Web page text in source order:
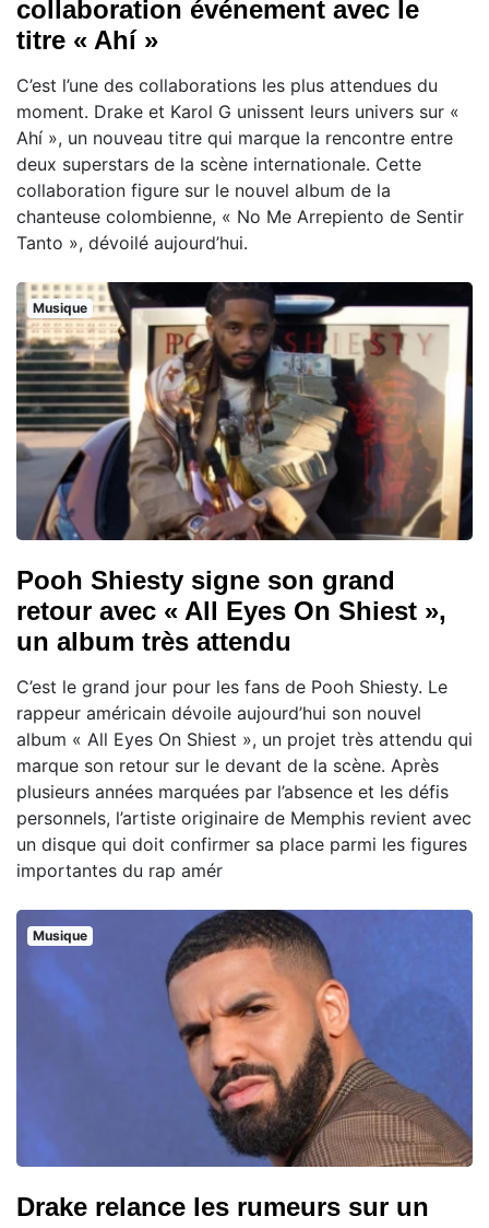
collaboration événement avec le
titre « Ahí »
C’est l’une des collaborations les plus attendues du
moment. Drake et Karol G unissent leurs univers sur «
Ahí », un nouveau titre qui marque la rencontre entre
deux superstars de la scène internationale. Cette
collaboration figure sur le nouvel album de la
chanteuse colombienne, « No Me Arrepiento de Sentir
Tanto », dévoilé aujourd’hui.
Musique
Pooh Shiesty signe son grand
retour avec « All Eyes On Shiest »,
un album très attendu
C’est le grand jour pour les fans de Pooh Shiesty. Le
rappeur américain dévoile aujourd’hui son nouvel
album « All Eyes On Shiest », un projet très attendu qui
marque son retour sur le devant de la scène. Après
plusieurs années marquées par l’absence et les défis
personnels, l’artiste originaire de Memphis revient avec
un disque qui doit confirmer sa place parmi les figures
importantes du rap amér
Musique
Drake relance les rumeurs sur un